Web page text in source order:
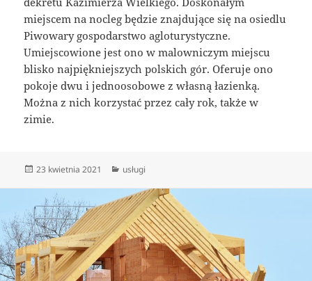
miejscem na nocleg będzie znajdujące się na osiedlu
Piwowary gospodarstwo agloturystyczne.
Umiejscowione jest ono w malowniczym miejscu
blisko najpiękniejszych polskich gór. Oferuje ono
pokoje dwu i jednoosobowe z własną łazienką.
Można z nich korzystać przez cały rok, także w
zimie.
Data
23 kwietnia 2021 Kategorie
usługi